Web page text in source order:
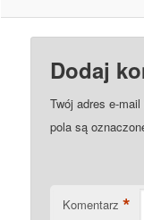
Dodaj
Twój adres e-
pola są
Komentarz *